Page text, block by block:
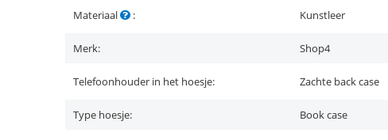
Materiaal : Kunstleer
Merk: Shop4
Telefoonhouder in het hoesje: Zachte back case
Type hoesje: Book case